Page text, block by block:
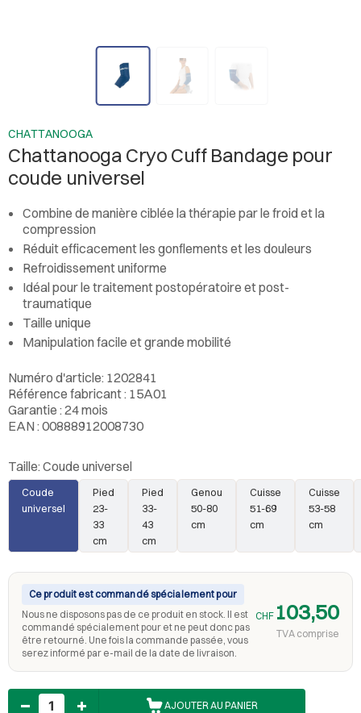
CHATTANOOGA
Chattanooga Cryo Cuff Bandage pour
coude universel
Combine de manière ciblée la thérapie par le froid et la
compression
Réduit efficacement les gonflements et les douleurs
Refroidissement uniforme
Idéal pour le traitement postopératoire et post-
traumatique
Taille unique
Manipulation facile et grande mobilité
Numéro d'article: 1202841
Référence fabricant : 15A01
Garantie : 24 mois
EAN : 00888912008730
Taille: Coude universel
Coude
universel
Pied
23-
33
cm
Pied
33-
43
cm
Genou
50-80
cm
Cuisse
51-69
cm
Cuisse
53-58
cm
Ce produit est commandé spécialement pour
Nous ne disposons pas de ce produit en stock. Il est
commandé spécialement pour et ne peut donc pas
être retourné. Une fois la commande passée, vous
serez informé par e-mail de la date de livraison.
CHF 103,50
TVA comprise
Nombre
AJOUTER AU PANIER